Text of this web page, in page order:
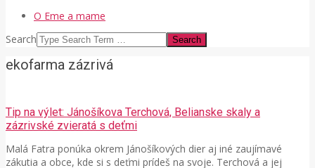
O Eme a mame
Search
ekofarma zázrivá
Tip na výlet: Jánošíkova Terchová, Belianske skaly a
zázrivské zvieratá s deťmi
Malá Fatra ponúka okrem Jánošíkových dier aj iné zaujímavé
zákutia a obce, kde si s deťmi prídeš na svoje. Terchová a jej